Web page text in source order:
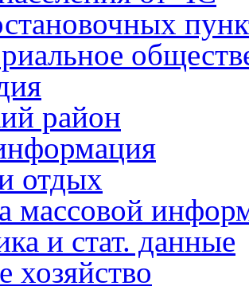
район
отдых
массовой
и стат. данные
хозяйство